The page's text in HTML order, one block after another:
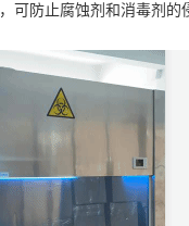
可防止腐蚀剂和消毒剂的